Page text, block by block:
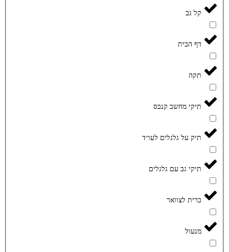
קל גב
דף הבית
תקה
תיקי מחשב קנבס
תיק על גלגלים לעו״ד
תיקי גב עם גלגלים
כרית לצוואר
מנעול